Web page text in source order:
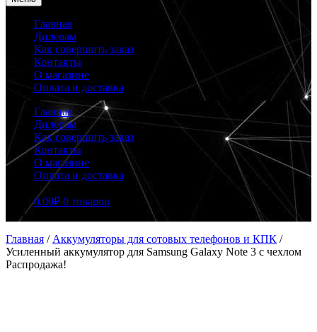
Главная
Дилерам
Как совершить заказ
Контакты
О магазине
Оплата и доставка
Главная
Дилерам
Как совершить заказ
Контакты
О магазине
Оплата и доставка
0.00₽ 0 товаров
Главная / Аккумуляторы для сотовых телефонов и КПК /
Усиленный аккумулятор для Samsung Galaxy Note 3 c чехлом
Распродажа!